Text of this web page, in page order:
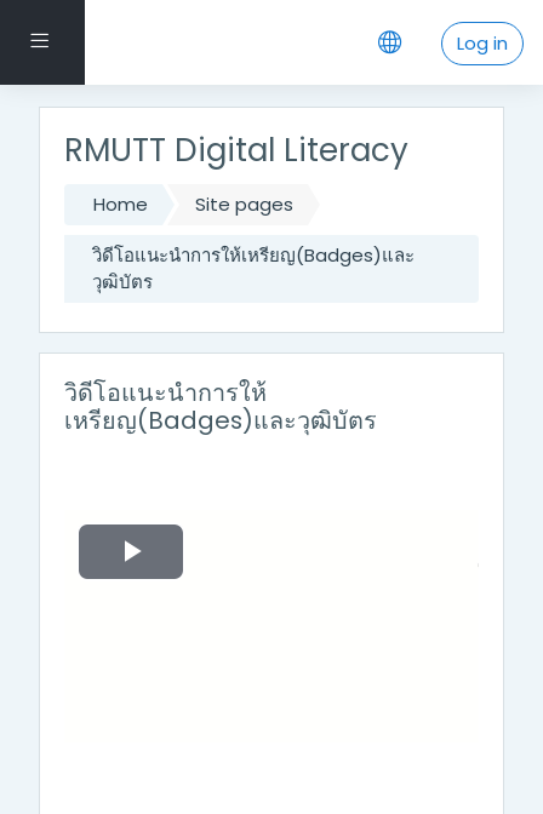
Side panel Log in
RMUTT Digital Literacy
Home
Site pages
วิดีโอแนะนำการให้เหรียญ(Badges)และ
วุฒิบัตร
วิดีโอแนะนำการให้
เหรียญ(Badges)และวุฒิบัตร
P